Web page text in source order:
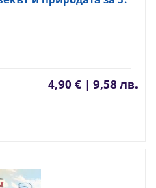
4,90 € | 9,58 лв.